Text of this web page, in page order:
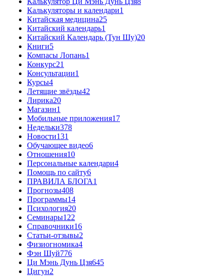
Калькуляторы и календари1
Китайская медицина25
Китайский календарь1
Китайский Календарь (Тун Шу)20
Книги5
Компасы Лопань1
Конкурс21
Консультации1
Курсы4
Летящие звёзды42
Лирика20
Магазин1
Мобильные приложения17
Недельки378
Новости131
Обучающее видео6
Отношения10
Персональные календари4
Помощь по сайту6
ПРАВИЛА БЛОГА1
Прогнозы408
Программы14
Психология20
Семинары122
Справочники16
Статьи-отзывы2
Физиогномика4
Фэн Шуй776
Ци Мэнь Дунь Цзя645
Цигун2